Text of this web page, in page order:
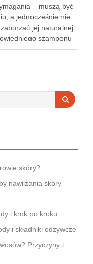
– muszą być
a jednocześnie nie
jej naturalnej
szamponu
i frustrującym, bo
skóry?
nawilżania skóry
i krok po kroku
i składniki odżywcze
Przyczyny i